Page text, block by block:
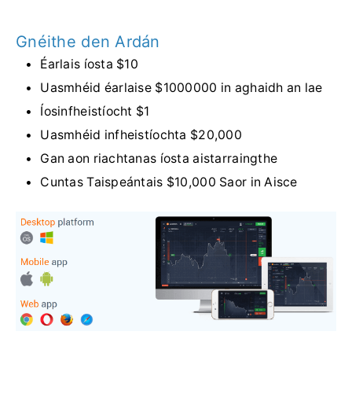
Gnéithe den Ardán
Éarlais íosta $10
Uasmhéid éarlaise $1000000 in aghaidh an lae
Íosinfheistíocht $1
Uasmhéid infheistíochta $20,000
Gan aon riachtanas íosta aistarraingthe
Cuntas Taispeántais $10,000 Saor in Aisce